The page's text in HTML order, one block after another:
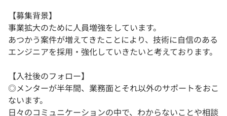
【募集背景】
事業拡大のために人員増強をしています。
あつかう案件が増えてきたことにより、技術に自信のある
エンジニアを採用・強化していきたいと考えております。
【入社後のフォロー】
◎メンターが半年間、業務面とそれ以外のサポートをおこ
ないます。
日々のコミュニケーションの中で、わからないことや相談